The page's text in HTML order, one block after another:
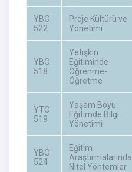
YBO
522
Proje Kültürü ve
Yönetimi
YBO
518
Yetişkin
Eğitiminde
Öğrenme-
Öğretme
YTO
519
Yaşam Boyu
Eğitimde Bilgi
Yönetimi
YBO
524
Eğitim
Araştırmalarında
Nitel Yöntemler